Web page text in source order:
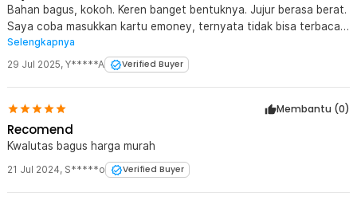
Bahan bagus, kokoh. Keren banget bentuknya. Jujur berasa berat.
Saya coba masukkan kartu emoney, ternyata tidak bisa terbaca
oleh NFC Ponsel. Oh ya.. kita juga tidak dapat lanyard di
paketnya.
Selengkapnya
29 Jul 2025, Y*****A Verified Buyer
Membantu (0)
Recomend
Kwalutas bagus harga murah
21 Jul 2024, S*****o Verified Buyer